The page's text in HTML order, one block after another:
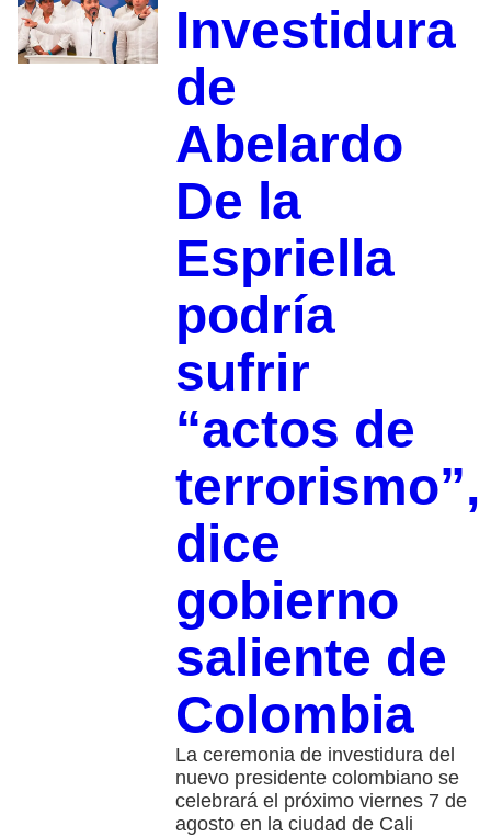
Investidura
de
Abelardo
De la
Espriella
podría
sufrir
“actos de
terrorismo”,
dice
gobierno
saliente de
Colombia
La ceremonia de investidura del
nuevo presidente colombiano se
celebrará el próximo viernes 7 de
agosto en la ciudad de Cali